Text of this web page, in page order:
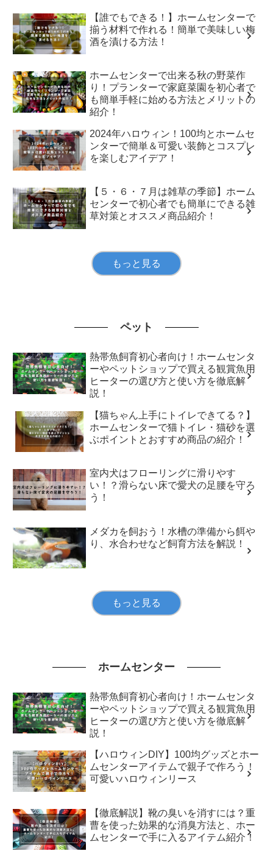
【誰でもできる！】ホームセンターで
揃う材料で作れる！簡単で美味しい梅
酒を漬ける方法！
ホームセンターで出来る秋の野菜作
り！プランターで家庭菜園を初心者で
も簡単手軽に始める方法とメリットの
紹介！
2024年ハロウィン！100均とホームセ
ンターで簡単＆可愛い装飾とコスプレ
を楽しむアイデア！
【５・６・７月は雑草の季節】ホーム
センターで初心者でも簡単にできる雑
草対策とオススメ商品紹介！
もっと見る
ペット
熱帯魚飼育初心者向け！ホームセンタ
ーやペットショップで買える観賞魚用
ヒーターの選び方と使い方を徹底解
説！
【猫ちゃん上手にトイレできてる？】
ホームセンターで猫トイレ・猫砂を選
ぶポイントとおすすめ商品の紹介！
室内犬はフローリングに滑りやす
い！？滑らない床で愛犬の足腰を守ろ
う！
メダカを飼おう！水槽の準備から餌や
り、水合わせなど飼育方法を解説！
もっと見る
ホームセンター
熱帯魚飼育初心者向け！ホームセンタ
ーやペットショップで買える観賞魚用
ヒーターの選び方と使い方を徹底解
説！
【ハロウィンDIY】100均グッズとホー
ムセンターアイテムで親子で作ろう！
可愛いハロウィンリース
【徹底解説】靴の臭いを消すには？重
曹を使った効果的な消臭方法と、ホー
ムセンターで手に入るアイテム紹介！